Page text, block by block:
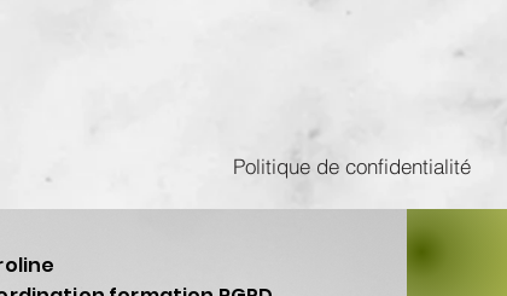
Politique de confidentialité